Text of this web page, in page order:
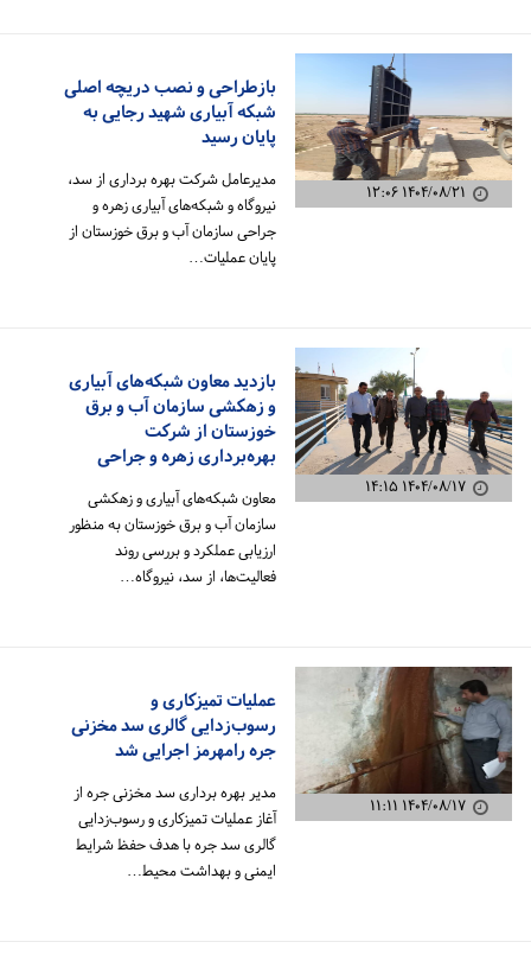
۱۴۰۴/۰۸/۲۱ ۱۲:۰۶
بازطراحی و نصب دریچه اصلی
شبکه آبیاری شهید رجایی به
پایان رسید
مدیرعامل شرکت بهره برداری از سد،
نیروگاه و شبکه‌های آبیاری زهره و
جراحی سازمان آب و برق خوزستان از
پایان عملیات…
۱۴۰۴/۰۸/۱۷ ۱۴:۱۵
بازدید معاون شبکه‌های آبیاری
و زهکشی سازمان آب و برق
خوزستان از شرکت
بهره‌برداری زهره و جراحی
معاون شبکه‌های آبیاری و زهکشی
سازمان آب و برق خوزستان به ‌منظور
ارزیابی عملکرد و بررسی روند
فعالیت‌ها، از سد، نیروگاه…
۱۴۰۴/۰۸/۱۷ ۱۱:۱۱
عملیات تمیزکاری و
رسوب‌زدایی گالری سد مخزنی
جره رامهرمز اجرایی شد
مدیر بهره برداری سد مخزنی جره از
آغاز عملیات تمیزکاری و رسوب‌زدایی
گالری سد جره با هدف حفظ شرایط
ایمنی و بهداشت محیط…